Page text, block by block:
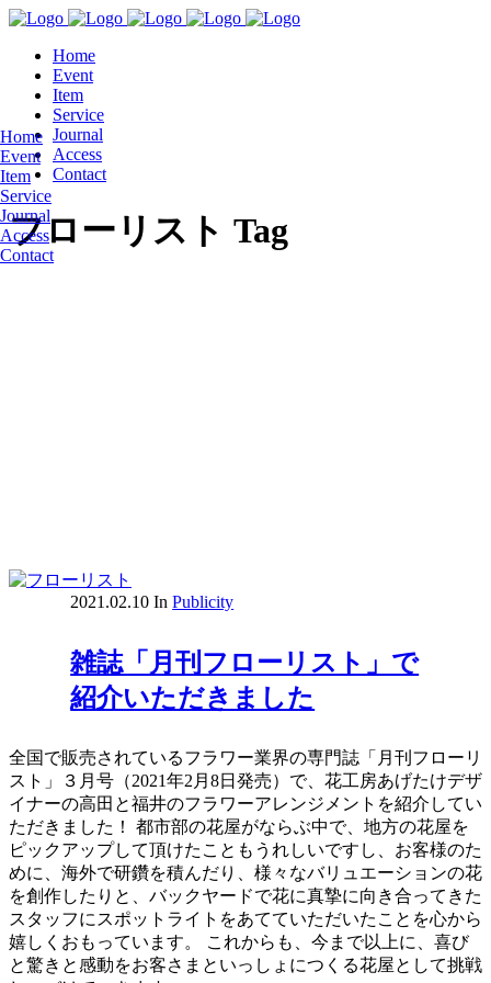
Home
Event
Item
Service
Journal
Access
Contact
Home
Event
Item
Service
Journal
Access
Contact
フローリスト Tag
2021.02.10 In Publicity
雑誌「月刊フローリスト」で
紹介いただきました
全国で販売されているフラワー業界の専門誌「月刊フローリ
スト」３月号（2021年2月8日発売）で、花工房あげたけデザ
イナーの高田と福井のフラワーアレンジメントを紹介してい
ただきました！ 都市部の花屋がならぶ中で、地方の花屋を
ピックアップして頂けたこともうれしいですし、お客様のた
めに、海外で研鑽を積んだり、様々なバリュエーションの花
を創作したりと、バックヤードで花に真摯に向き合ってきた
スタッフにスポットライトをあてていただいたことを心から
嬉しくおもっています。 これからも、今まで以上に、喜び
と驚きと感動をお客さまといっしょにつくる花屋として挑戦